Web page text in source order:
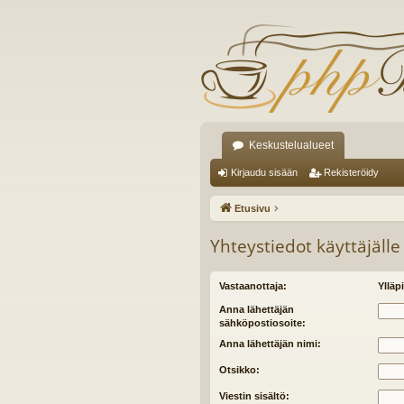
Keskustelualueet
Kirjaudu sisään Rekisteröidy
Etusivu
Yhteystiedot käyttäjälle
Vastaanottaja:
Anna lähettäjän
sähköpostiosoite:
Anna lähettäjän nimi:
Otsikko:
Viestin sisältö: